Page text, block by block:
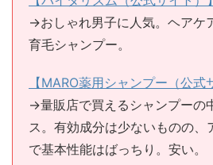
→おしゃれ男子に人気。ヘアケ
育毛シャンプー。
【MARO薬用シャンプー（公式
→量販店で買えるシャンプーの
ス。有効成分は少ないものの、
で基本性能はばっちり。安い。